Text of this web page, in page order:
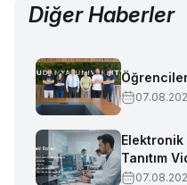
Diğer Haberler
Tanıtım